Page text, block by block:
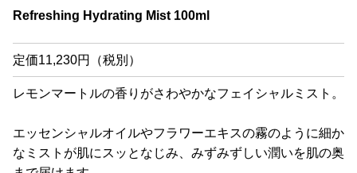
Refreshing Hydrating Mist 100ml
定価11,230円（税別）
レモンマートルの香りがさわやかなフェイシャルミスト。
エッセンシャルオイルやフラワーエキスの霧のように細か
なミストが肌にスッとなじみ、みずみずしい潤いを肌の奥